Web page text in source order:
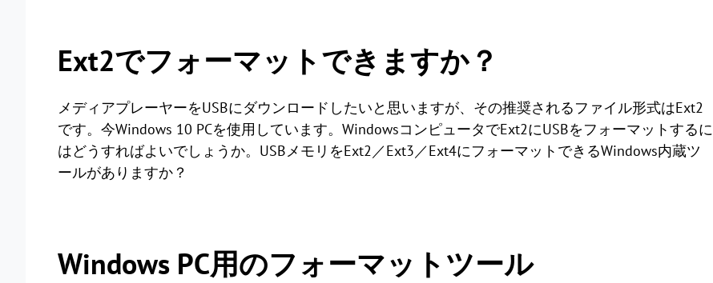
Ext2でフォーマットできますか？
メディアプレーヤーをUSBにダウンロードしたいと思いますが、その推奨されるファイル形式はExt2
です。今Windows 10 PCを使用しています。WindowsコンピュータでExt2にUSBをフォーマットするに
はどうすればよいでしょうか。USBメモリをExt2／Ext3／Ext4にフォーマットできるWindows内蔵ツ
ールがありますか？
Windows PC用のフォーマットツール